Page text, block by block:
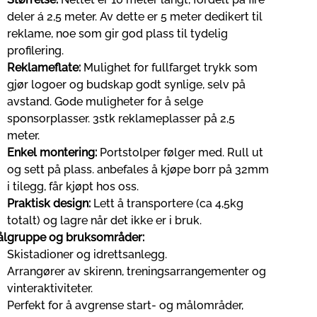
deler á 2,5 meter. Av dette er 5 meter dedikert til
reklame, noe som gir god plass til tydelig
profilering.
Reklameflate: Mulighet for fullfarget trykk som
gjør logoer og budskap godt synlige, selv på
avstand. Gode muligheter for å selge
sponsorplasser. 3stk reklameplasser på 2,5
meter.
Enkel montering: Portstolper følger med. Rull ut
og sett på plass. anbefales å kjøpe borr på 32mm
i tilegg, får kjøpt hos oss.
Praktisk design: Lett å transportere (ca 4,5kg
totalt) og lagre når det ikke er i bruk.
og bruksområder:
Skistadioner og idrettsanlegg.
Arrangører av skirenn, treningsarrangementer og
vinteraktiviteter.
Perfekt for å avgrense start- og målområder,